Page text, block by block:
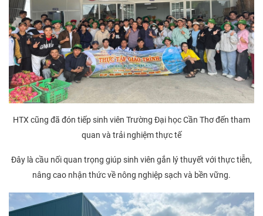
HTX cũng đã đón tiếp sinh viên Trường Đại học Cần Thơ đến tham
quan và trải nghiệm thực tế
Đây là cầu nối quan trọng giúp sinh viên gắn lý thuyết với thực tiễn,
nâng cao nhận thức về nông nghiệp sạch và bền vững.